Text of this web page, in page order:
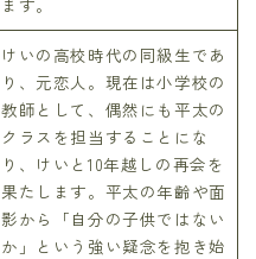
けいの高校時代の同級生であ
り、元恋人。現在は小学校の
教師として、偶然にも平太の
クラスを担当することにな
り、けいと10年越しの再会を
果たします。平太の年齢や面
影から「自分の子供ではない
か」という強い疑念を抱き始